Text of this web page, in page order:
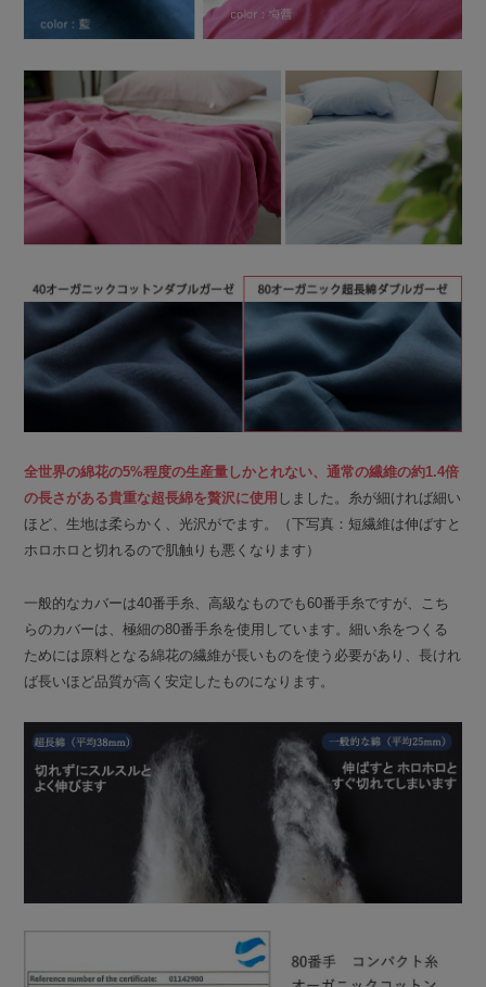
全世界の綿花の5%程度の生産量しかとれない、通常の繊維の約1.4倍
の長さがある貴重な超長綿を贅沢に使用 しました。糸が細ければ細い
ほど、生地は柔らかく、光沢がでます。（下写真：短繊維は伸ばすと
ホロホロと切れるので肌触りも悪くなります）
一般的なカバーは40番手糸、高級なものでも60番手糸ですが、こち
らのカバーは、極細の80番手糸を使用しています。細い糸をつくる
ためには原料となる綿花の繊維が長いものを使う必要があり、長けれ
ば長いほど品質が高く安定したものになります。